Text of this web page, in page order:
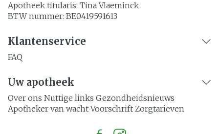
Apotheek titularis: Tina Vlaeminck
BTW nummer: BE0419591613
Klantenservice
FAQ
Uw apotheek
Over ons Nuttige links Gezondheidsnieuws
Apotheker van wacht Voorschrift Zorgtarieven